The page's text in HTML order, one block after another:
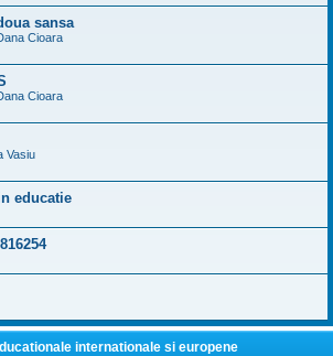
sansa
Cioara
Cioara
Vasiu
educatie
internationale si europene